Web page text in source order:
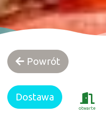
Powrót
otwarte
Dostawa